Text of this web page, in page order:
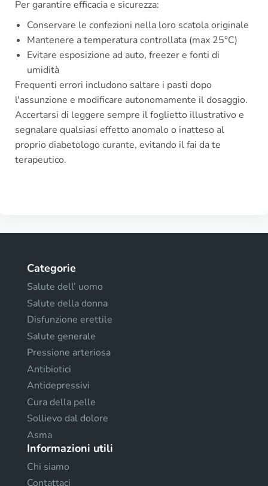
Per garantire efficacia e sicurezza:
Conservare le confezioni nella loro scatola originale
Mantenere a temperatura controllata (max 25°C)
Evitare esposizione ad auto, freezer e fonti di
umidità
Frequenti errori includono saltare i pasti dopo
l'assunzione e modificare autonomamente il dosaggio.
Accertarsi di leggere sempre il foglietto illustrativo e
segnalare qualsiasi effetto anomalo o inatteso al
proprio diabetologo curante, evitando il fai da te
terapeutico.
Categorie
Salute dell’ uomo
Salute della donna
Disfunzione erettile
Salute generale
Pressione arteriosa
Antibiotici
Antidepressivi
Cura della pelle
Sollievo dal dolore
Asma
Informazioni utili
Chi siamo
Contattaci